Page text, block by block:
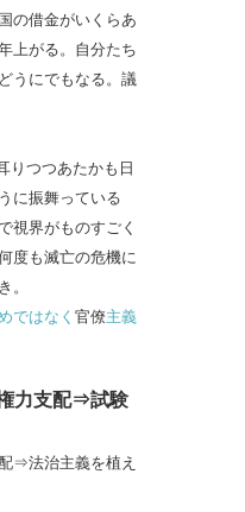
の借金がいくらあ
上がる。自分たち
うにでもなる。議
りつつあたかも日
に振舞っている
視界がものすごく
度も滅亡の危機に
。
ではなく 官僚主義
力支配⇒試験
⇒法治主義を植え